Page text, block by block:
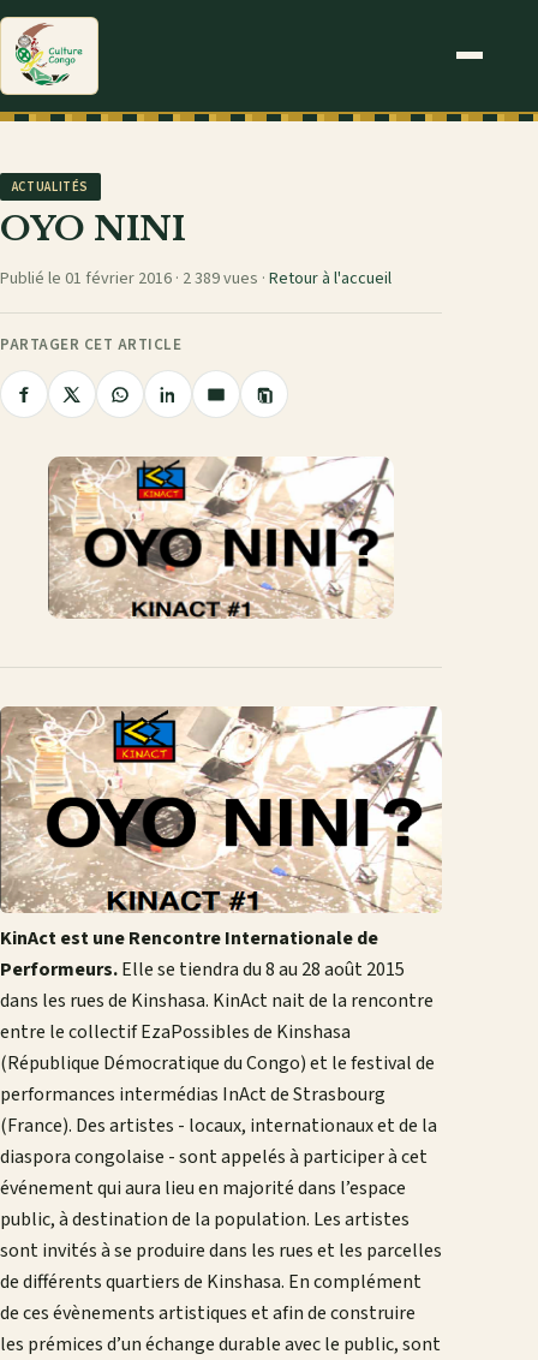
ACTUALITÉS
OYO NINI
Publié le 01 février 2016 · 2 389 vues · Retour à l'accueil
PARTAGER CET ARTICLE
Partager
Facebook
Partager
X
Partager
WhatsApp
Partager
LinkedIn
Partager
e-
mail
Copier
le
KinAct est une Rencontre Internationale de
Performeurs.Elle se tiendra du 8 au 28 août 2015
dans les rues de Kinshasa. KinAct nait de la rencontre
entre le collectif EzaPossibles de Kinshasa
(République Démocratique du Congo) et le festival de
performances intermédias InAct de Strasbourg
(France). Des artistes - locaux, internationaux et de la
diaspora congolaise - sont appelés à participer à cet
événement qui aura lieu en majorité dans l’espace
public, à destination de la population. Les artistes
sont invités à se produire dans les rues et les parcelles
de différents quartiers de Kinshasa. En complément
de ces évènements artistiques et afin de construire
les prémices d’un échange durable avec le public, sont